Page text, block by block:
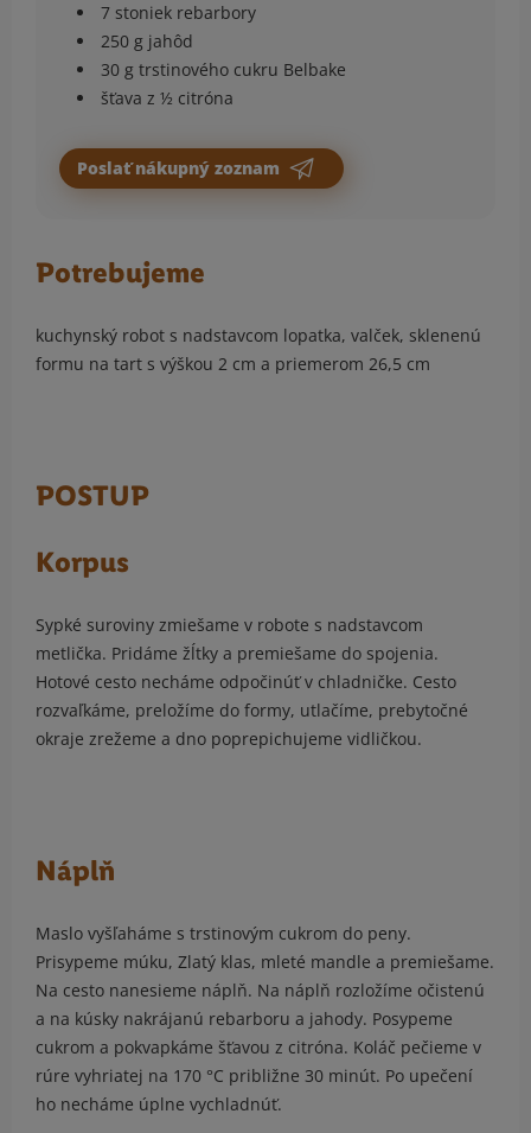
7 stoniek rebarbory
250 g jahôd
30 g trstinového cukru Belbake
šťava z ½ citróna
Poslať nákupný zoznam
Potrebujeme
kuchynský robot s nadstavcom lopatka, valček, sklenenú
formu na tart s výškou 2 cm a priemerom 26,5 cm
POSTUP
Korpus
Sypké suroviny zmiešame v robote s nadstavcom
metlička. Pridáme žĺtky a premiešame do spojenia.
Hotové cesto necháme odpočinúť v chladničke. Cesto
rozvaľkáme, preložíme do formy, utlačíme, prebytočné
okraje zrežeme a dno poprepichujeme vidličkou.
Náplň
Maslo vyšľaháme s trstinovým cukrom do peny.
Prisypeme múku, Zlatý klas, mleté mandle a premiešame.
Na cesto nanesieme náplň. Na náplň rozložíme očistenú
a na kúsky nakrájanú rebarboru a jahody. Posypeme
cukrom a pokvapkáme šťavou z citróna. Koláč pečieme v
rúre vyhriatej na 170 °C približne 30 minút. Po upečení
ho necháme úplne vychladnúť.